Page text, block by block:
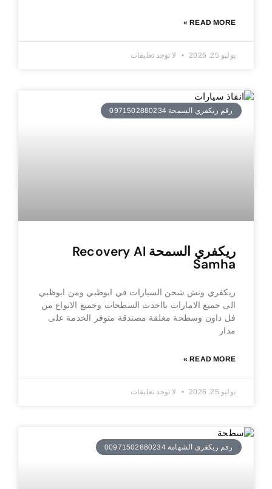
READ MORE »
يوليو 25, 2026 لا توجد تعليقات
رقم ريكفري السمحة 0971502880234
ريكفري السمحة Recovery Al
Samha
ريكفري ونش شحن السيارات في ابوظبي ومن ابوظبي
الى جميع الامارات بااحدث السطحات وجميع الانواع من
فل داون وسطحة مغلقة مصندقة متوفر الخدمة على
مدار
READ MORE »
يوليو 25, 2026 لا توجد تعليقات
رقم ريكفري الشهامة 00971502880234